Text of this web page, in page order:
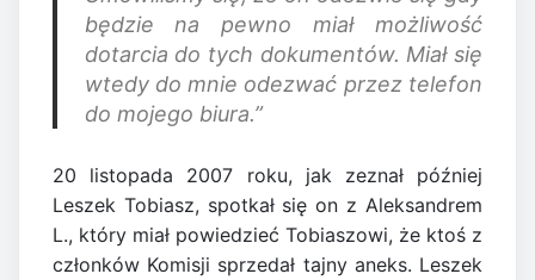
będzie na pewno miał możliwość
dotarcia do tych dokumentów. Miał się
wtedy do mnie odezwać przez telefon
do mojego biura.”
20 listopada 2007 roku, jak zeznał później
Leszek Tobiasz, spotkał się on z Aleksandrem
L., który miał powiedzieć Tobiaszowi, że ktoś z
członków Komisji sprzedał tajny aneks. Leszek